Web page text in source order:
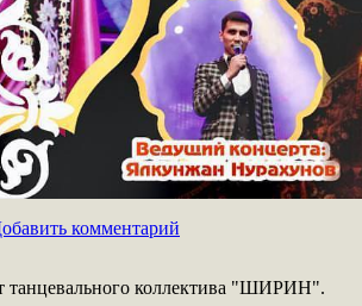
комментарий
танцевального коллектива "ШИРИН".